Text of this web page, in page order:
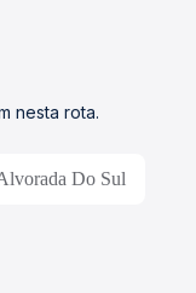
nesta rota.
Do Sul